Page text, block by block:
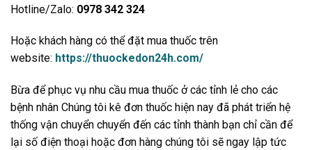
Hotline/Zalo: 0978 342 324
Hoặc khách hàng có thể đặt mua thuốc trên
website: https://thuockedon24h.com/
Bừa để phục vụ nhu cầu mua thuốc ở các tỉnh lẻ cho các
bệnh nhân Chúng tôi kê đơn thuốc hiện nay đã phát triển hệ
thống vận chuyển chuyển đến các tỉnh thành bạn chỉ cần để
lại số điện thoại hoặc đơn hàng chúng tôi sẽ ngay lập tức